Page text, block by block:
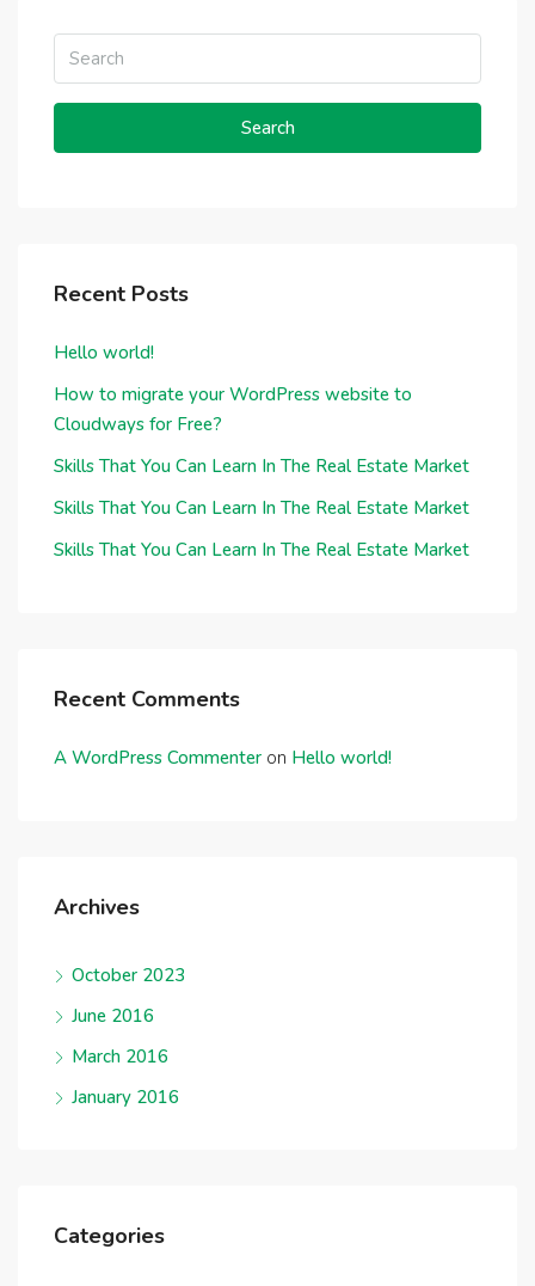
Search
Recent Posts
Hello world!
How to migrate your WordPress website to
Cloudways for Free?
Skills That You Can Learn In The Real Estate Market
Skills That You Can Learn In The Real Estate Market
Skills That You Can Learn In The Real Estate Market
Recent Comments
A WordPress Commenter on Hello world!
Archives
October 2023
June 2016
March 2016
January 2016
Categories